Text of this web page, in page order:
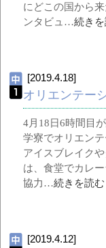
にどこの国から
ンタビュ…続き
[2019.4.18]
オリエンテー
4月18日6時間目
学寮でオリエン
アイスブレイク
は、食堂でカレ
協力…続きを読む
[2019.4.12]